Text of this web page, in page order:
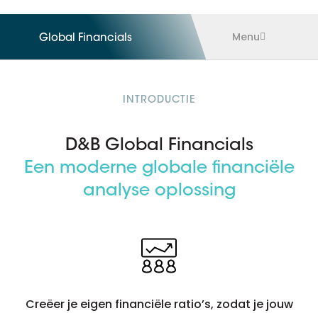
Global Financials Menu
INTRODUCTIE
D&B Global Financials
Een moderne globale financiële
analyse oplossing
Creëer je eigen financiële ratio’s, zodat je jouw